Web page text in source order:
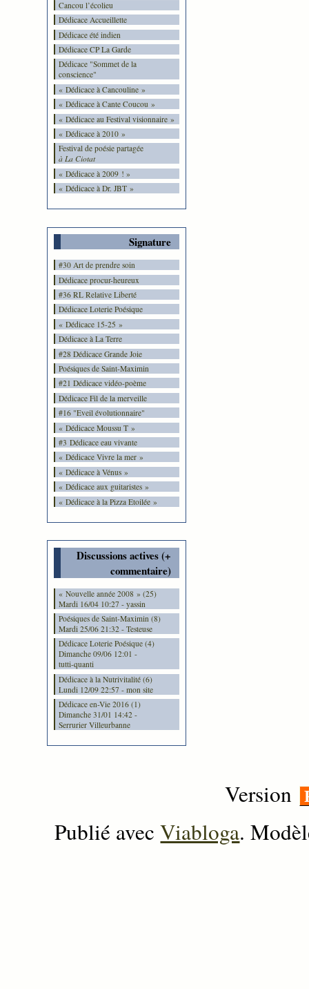
Cancou l’écolieu
Dédicace Accueillette
Dédicace été indien
Dédicace CP La Garde
Dédicace "Sommet de la
conscience"
« Dédicace à Cancouline »
« Dédicace à Cante Coucou »
« Dédicace au Festival visionnaire »
« Dédicace à 2010 »
Festival de poésie partagée
à La Ciotat
« Dédicace à 2009 ! »
« Dédicace à Dr. JBT »
Signature
#30 Art de prendre soin
Dédicace procur-heureux
#36 RL Relative Liberté
Dédicace Loterie Poésique
« Dédicace 15-25 »
Dédicace à La Terre
#28 Dédicace Grande Joie
Poésiques de Saint-Maximin
#21 Dédicace vidéo-poème
Dédicace Fil de la merveille
#16 "Eveil évolutionnaire"
« Dédicace Moussu T »
#3 Dédicace eau vivante
« Dédicace Vivre la mer »
« Dédicace à Vénus »
« Dédicace aux guitaristes »
« Dédicace à la Pizza Etoilée »
Discussions actives (+
commentaire)
« Nouvelle année 2008 » (25)
Mardi 16/04 10:27 - yassin
Poésiques de Saint-Maximin (8)
Mardi 25/06 21:32 - Testeuse
Dédicace Loterie Poésique (4)
Dimanche 09/06 12:01 -
tutti-quanti
Dédicace à la Nutrivitalité (6)
Lundi 12/09 22:57 - mon site
Dédicace en-Vie 2016 (1)
Dimanche 31/01 14:42 -
Serrurier Villeurbanne
Version
Publié avecViabloga.